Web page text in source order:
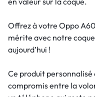
Offrez à votre Oppo
mérite avec notre
aujourd’hui !
Ce produit
compromis entre la